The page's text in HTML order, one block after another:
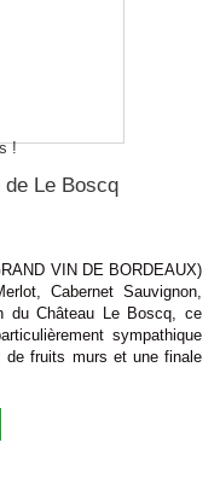
!
Le Boscq
VIN DE BORDEAUX)
Cabernet Sauvignon,
du Château Le Boscq, ce
sympathique
de fruits murs et une finale